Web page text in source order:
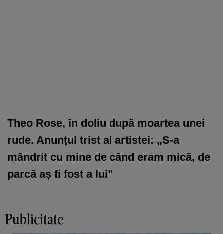
Theo Rose, în doliu după moartea unei
rude. Anunțul trist al artistei: „S-a
mândrit cu mine de când eram mică, de
parcă aș fi fost a lui”
Publicitate